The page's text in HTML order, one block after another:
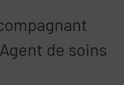
de soins